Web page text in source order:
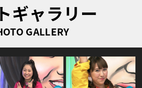
ギャラリー
GALLERY